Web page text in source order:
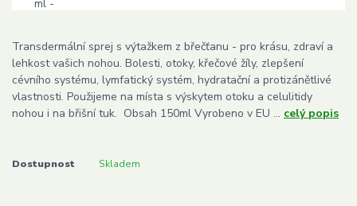
Transdermální sprej s výtažkem z břečťanu - pro krásu, zdraví a
lehkost vašich nohou. Bolesti, otoky, křečové žíly, zlepšení
cévního systému, lymfatický systém, hydratační a protizánětlivé
vlastnosti. Použijeme na místa s výskytem otoku a celulitidy
nohou i na břišní tuk. Obsah 150ml Vyrobeno v EU ... celý popis
Dostupnost Skladem